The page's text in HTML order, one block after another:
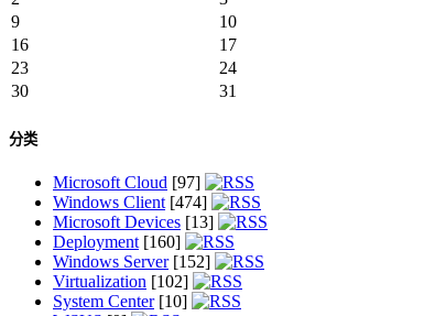
9
10
16
17
23
24
30
31
分类
Microsoft Cloud [97]
Windows Client[474]
Microsoft Devices [13]
Deployment[160]
Windows Server[152]
Virtualization [102]
System Center[10]